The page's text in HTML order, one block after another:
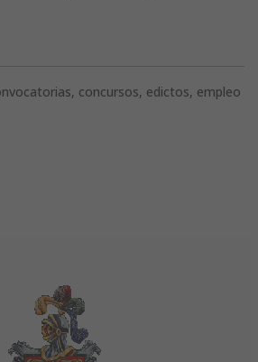
concursos, edictos, empleo